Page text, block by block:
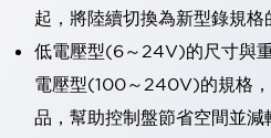
起，將陸續切換為新型錄規格
低電壓型(6～24V)的尺寸與
電壓型(100～240V)的規格
品，幫助控制盤節省空間並減